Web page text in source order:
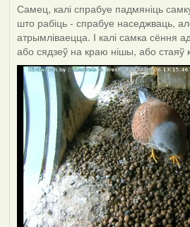
Самец, калі спрабуе падмяніць
што рабіць - спрабуе наседжваць,
атрымліваецца. І калі самка сёння
або сядзеў на краю нішы, або стаяў